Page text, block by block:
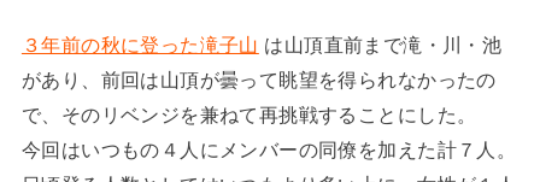
３年前の秋に登った滝子山 は山頂直前まで滝・川・池
があり、前回は山頂が曇って眺望を得られなかったの
で、そのリベンジを兼ねて再挑戦することにした。
今回はいつもの４人にメンバーの同僚を加えた計７人。